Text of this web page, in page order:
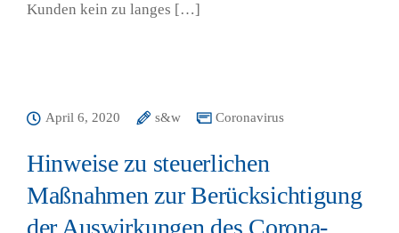
Kunden kein zu langes […]
April 6, 2020 s&w Coronavirus
Hinweise zu steuerlichen
Maßnahmen zur Berücksichtigung
der Auswirkungen des Corona-